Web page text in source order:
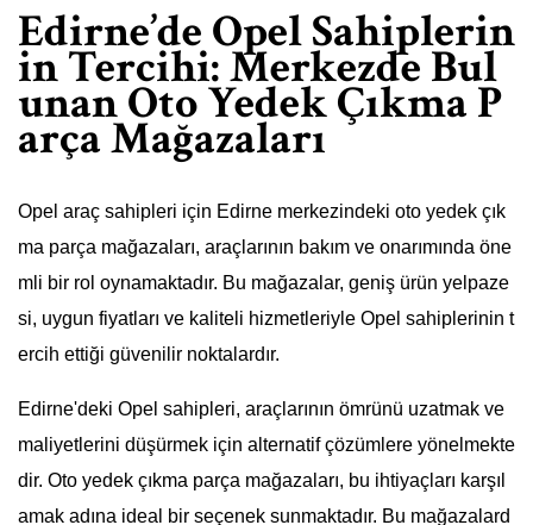
Edirne’de Opel Sahiplerin
in Tercihi: Merkezde Bul
unan Oto Yedek Çıkma P
arça Mağazaları
Opel araç sahipleri için Edirne merkezindeki oto yedek çık
ma parça mağazaları, araçlarının bakım ve onarımında öne
mli bir rol oynamaktadır. Bu mağazalar, geniş ürün yelpaze
si, uygun fiyatları ve kaliteli hizmetleriyle Opel sahiplerinin t
ercih ettiği güvenilir noktalardır.
Edirne'deki Opel sahipleri, araçlarının ömrünü uzatmak ve
maliyetlerini düşürmek için alternatif çözümlere yönelmekte
dir. Oto yedek çıkma parça mağazaları, bu ihtiyaçları karşıl
amak adına ideal bir seçenek sunmaktadır. Bu mağazalard